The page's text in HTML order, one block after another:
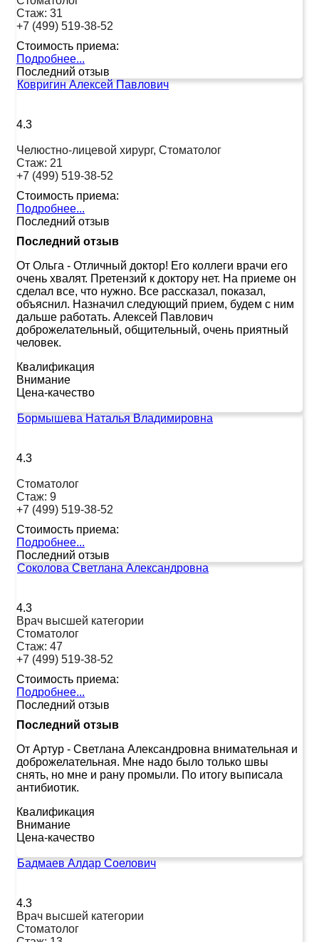
Стаж: 31
+7 (499) 519-38-52
Стоимость приема:
Подробнее...
Последний отзыв
Ковригин Алексей Павлович
4.3
Челюстно-лицевой хирург, Стоматолог
Стаж: 21
+7 (499) 519-38-52
Стоимость приема:
Подробнее...
Последний отзыв
Последний отзыв
От Ольга - Отличный доктор! Его коллеги врачи его
очень хвалят. Претензий к доктору нет. На приеме он
сделал все, что нужно. Все рассказал, показал,
объяснил. Назначил следующий прием, будем с ним
дальше работать. Алексей Павлович
доброжелательный, общительный, очень приятный
человек.
Квалификация
Внимание
Цена-качество
Бормышева Наталья Владимировна
4.3
Стоматолог
Стаж: 9
+7 (499) 519-38-52
Стоимость приема:
Подробнее...
Последний отзыв
Соколова Светлана Александровна
4.3
Врач высшей категории
Стоматолог
Стаж: 47
+7 (499) 519-38-52
Стоимость приема:
Подробнее...
Последний отзыв
Последний отзыв
От Артур - Светлана Александровна внимательная и
доброжелательная. Мне надо было только швы
снять, но мне и рану промыли. По итогу выписала
антибиотик.
Квалификация
Внимание
Цена-качество
Бадмаев Алдар Соелович
4.3
Врач высшей категории
Стоматолог